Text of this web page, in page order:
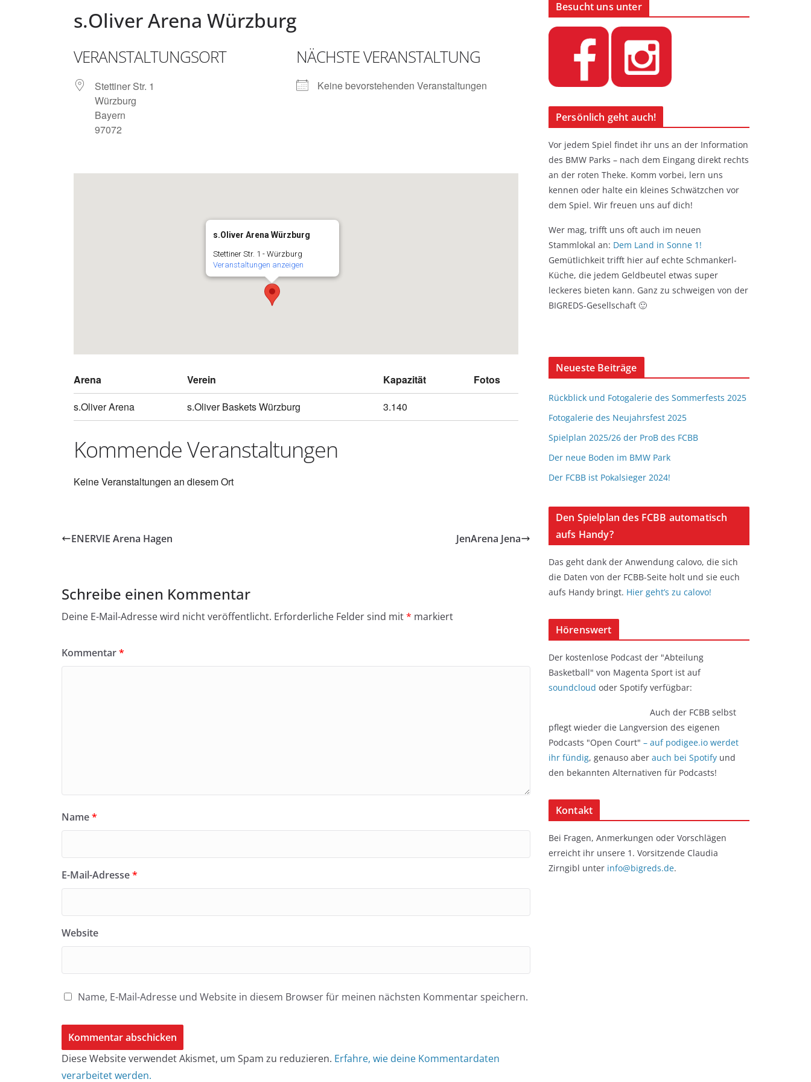
s.Oliver Arena Würzburg
VERANSTALTUNGSORT
Stettiner Str. 1
Würzburg
Bayern
97072
NÄCHSTE VERANSTALTUNG
Keine bevorstehenden Veranstaltungen
s.Oliver Arena Würzburg
Stettiner Str. 1 - Würzburg
Veranstaltungen anzeigen
Arena Verein Kapazität
Fotos
s.Oliver Arena
s.Oliver Baskets Würzburg 3.140
Kommende Veranstaltungen
Keine Veranstaltungen an diesem Ort
ENERVIE Arena Hagen JenArena Jena
Schreibe einen Kommentar
Deine E-Mail-Adresse wird nicht veröffentlicht. Erforderliche Felder sind mit* markiert
Kommentar*
Name*
E-Mail-Adresse*
Website
Name, E-Mail-Adresse und Website in diesem Browser für meinen nächsten Kommentar speichern.
Diese Website verwendet Akismet, um Spam zu reduzieren. Erfahre, wie deine Kommentardaten
verarbeitet werden.
Besucht uns unter
Persönlich geht auch!
Vor jedem Spiel findet ihr uns an der Information
des BMW Parks – nach dem Eingang direkt rechts
an der roten Theke. Komm vorbei, lern uns
kennen oder halte ein kleines Schwätzchen vor
dem Spiel. Wir freuen uns auf dich!
Wer mag, trifft uns oft auch im neuen
Stammlokal an: Dem Land in Sonne 1!
Gemütlichkeit trifft hier auf echte Schmankerl-
Küche, die jedem Geldbeutel etwas super
leckeres bieten kann. Ganz zu schweigen von der
BIGREDS-Gesellschaft 🙂
Neueste Beiträge
Rückblick und Fotogalerie des Sommerfests 2025
Fotogalerie des Neujahrsfest 2025
Spielplan 2025/26 der ProB des FCBB
Der neue Boden im BMW Park
Der FCBB ist Pokalsieger 2024!
Den Spielplan des FCBB automatisch
aufs Handy?
Das geht dank der Anwendung calovo, die sich
die Daten von der FCBB-Seite holt und sie euch
aufs Handy bringt. Hier geht’s zu calovo!
Hörenswert
Der kostenlose Podcast der "Abteilung
Basketball" von Magenta Sport ist auf
soundcloud oder Spotify verfügbar:
Auch der FCBB selbst
pflegt wieder die Langversion des eigenen
Podcasts "Open Court" – auf podigee.io werdet
ihr fündig, genauso aber auch bei Spotify und
den bekannten Alternativen für Podcasts!
Kontakt
Bei Fragen, Anmerkungen oder Vorschlägen
erreicht ihr unsere 1. Vorsitzende Claudia
Zirngibl unter info@bigreds.de.